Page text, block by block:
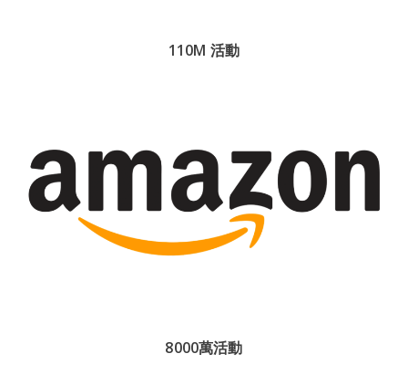
110M 活動
8000萬活動